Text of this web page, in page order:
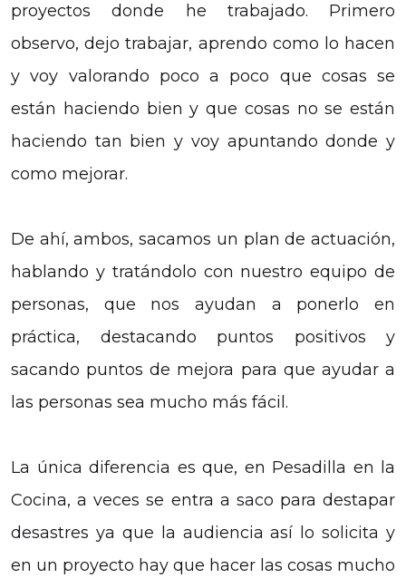
proyectos donde he trabajado. Primero
observo, dejo trabajar, aprendo como lo hacen
y voy valorando poco a poco que cosas se
están haciendo bien y que cosas no se están
haciendo tan bien y voy apuntando donde y
como mejorar.
De ahí, ambos, sacamos un plan de actuación,
hablando y tratándolo con nuestro equipo de
personas, que nos ayudan a ponerlo en
práctica, destacando puntos positivos y
sacando puntos de mejora para que ayudar a
las personas sea mucho más fácil.
La única diferencia es que, en Pesadilla en la
Cocina, a veces se entra a saco para destapar
desastres ya que la audiencia así lo solicita y
en un proyecto hay que hacer las cosas mucho